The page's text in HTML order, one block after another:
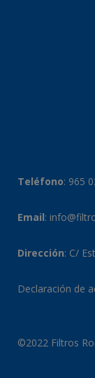
Teléfono: 965
Email:
Dirección: C/
Declaración de
©2022 Filtros